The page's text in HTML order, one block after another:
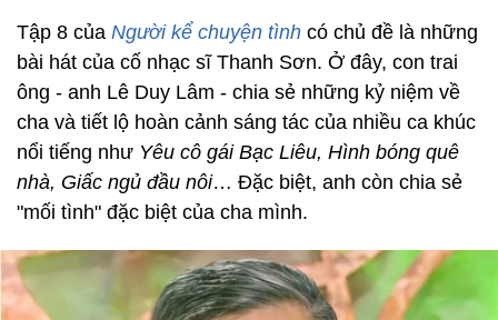
Tập 8 của Người kể chuyện tình có chủ đề là những
bài hát của cố nhạc sĩ Thanh Sơn. Ở đây, con trai
ông - anh Lê Duy Lâm - chia sẻ những kỷ niệm về
cha và tiết lộ hoàn cảnh sáng tác của nhiều ca khúc
nổi tiếng như Yêu cô gái Bạc Liêu, Hình bóng quê
nhà, Giấc ngủ đầu nôi… Đặc biệt, anh còn chia sẻ
"mối tình" đặc biệt của cha mình.